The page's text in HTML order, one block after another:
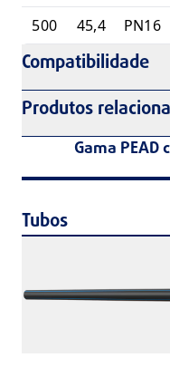
500
45,4 PN16
Compatibilidade
Produtos
Gama PEAD
Tubos